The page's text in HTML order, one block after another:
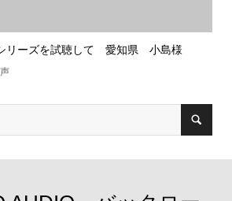
リーズを試聴して 愛知県 小島様